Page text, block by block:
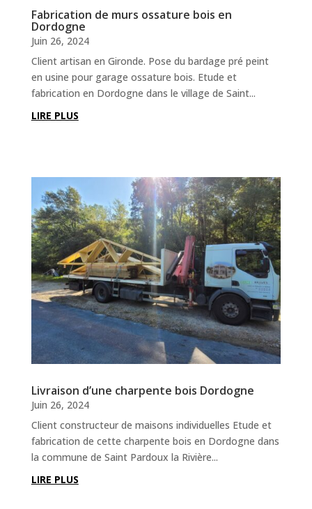
Fabrication de murs ossature bois en
Dordogne
Juin 26, 2024
Client artisan en Gironde. Pose du bardage pré peint
en usine pour garage ossature bois. Etude et
fabrication en Dordogne dans le village de Saint...
LIRE PLUS
Livraison d’une charpente bois Dordogne
Juin 26, 2024
Client constructeur de maisons individuelles Etude et
fabrication de cette charpente bois en Dordogne dans
la commune de Saint Pardoux la Rivière...
LIRE PLUS